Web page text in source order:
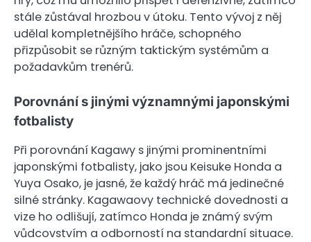
stále zůstával hrozbou v útoku. Tento vývoj z něj
udělal kompletnějšího hráče, schopného
přizpůsobit se různým taktickým systémům a
požadavkům trenérů.
Porovnání s jinými významnými japonskými
fotbalisty
Při porovnání Kagawy s jinými prominentními
japonskými fotbalisty, jako jsou Keisuke Honda a
Yuya Osako, je jasné, že každý hráč má jedinečné
silné stránky. Kagawaovy technické dovednosti a
vize ho odlišují, zatímco Honda je známý svým
vůdcovstvím a odborností na standardní situace.